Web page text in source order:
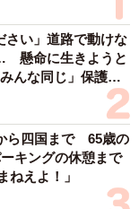
定2級・英検3
掃除 趣味：アニ
カー、都市伝
）に出
ーかインスタ(と
スタイリング：
さい」道路で動けな
懸命に生きようと
んな同じ」保護団
ら四国まで 65歳の
キングの休憩まで
えよ！」